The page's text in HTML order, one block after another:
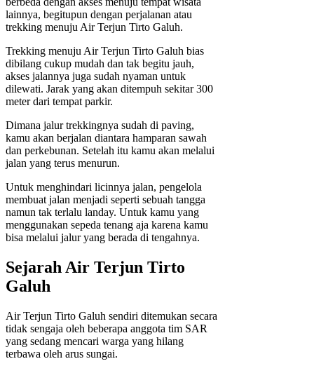
lainnya, begitupun dengan perjalanan atau
trekking menuju Air Terjun Tirto Galuh.
Trekking menuju Air Terjun Tirto Galuh bias
dibilang cukup mudah dan tak begitu jauh,
akses jalannya juga sudah nyaman untuk
dilewati. Jarak yang akan ditempuh sekitar 300
meter dari tempat parkir.
Dimana jalur trekkingnya sudah di paving,
kamu akan berjalan diantara hamparan sawah
dan perkebunan. Setelah itu kamu akan melalui
jalan yang terus menurun.
Untuk menghindari licinnya jalan, pengelola
membuat jalan menjadi seperti sebuah tangga
namun tak terlalu landay. Untuk kamu yang
menggunakan sepeda tenang aja karena kamu
bisa melalui jalur yang berada di tengahnya.
Sejarah Air Terjun Tirto
Galuh
Air Terjun Tirto Galuh sendiri ditemukan secara
tidak sengaja oleh beberapa anggota tim SAR
yang sedang mencari warga yang hilang
terbawa oleh arus sungai.